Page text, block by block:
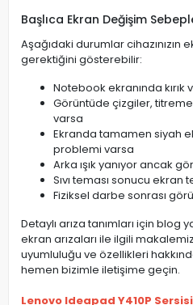
Başlıca Ekran Değişim
Aşağıdaki durumlar cihazınızın
gerektiğini gösterebilir:
Notebook ekranında
Görüntüde çizgiler,
varsa
Ekranda tamamen siyah
problemi varsa
Arka ışık yanıyor ancak
Sıvı teması sonucu ekran
Fiziksel darbe sonrası
Detaylı arıza tanımları için blog
ekran arızaları ile ilgili
uyumluluğu ve özellikleri
hemen bizimle iletişime geçin.
Lenovo Ideapad Y410P